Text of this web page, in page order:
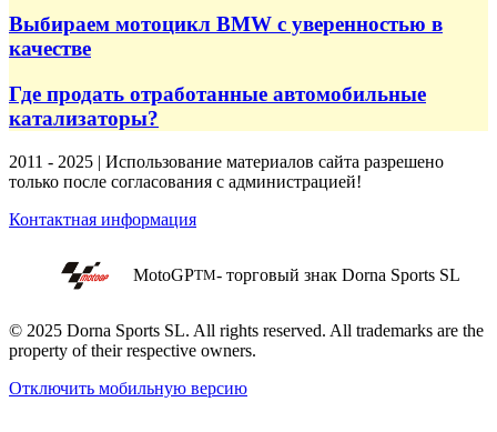
Выбираем мотоцикл BMW с уверенностью в
качестве
Где продать отработанные автомобильные
катализаторы?
2011 - 2025 | Использование материалов сайта разрешено
только после согласования с администрацией!
Контактная информация
MotoGPTM- торговый знак Dorna Sports SL
© 2025 Dorna Sports SL. All rights reserved. All trademarks are the
property of their respective owners.
Отключить мобильную версию